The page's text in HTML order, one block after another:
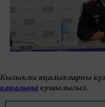
Кызыклы яңалыкларны
каналынакушылыгыз.